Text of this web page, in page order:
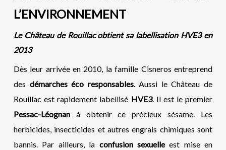
L’ENVIRONNEMENT
Le Château de Rouillac obtient sa labellisation HVE3 en
2013
Dès leur arrivée en 2010, la famille Cisneros entreprend
des démarches éco responsables. Aussi le Château de
Rouillac est rapidement labellisé HVE3. Il est le premier
Pessac-Léognanà obtenir ce précieux sésame. Les
herbicides, insecticides et autres engrais chimiques sont
bannis. Par ailleurs, la confusion sexuelleest mise en